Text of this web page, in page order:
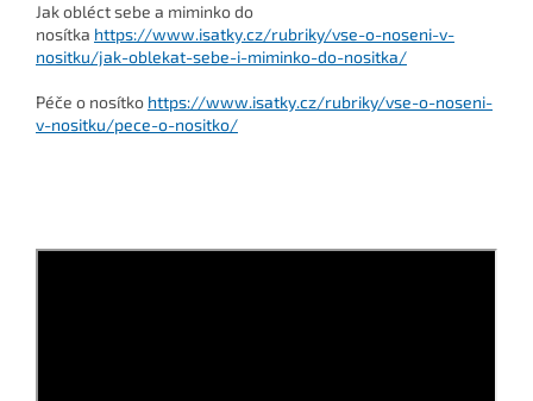
Jak obléct sebe a miminko do
nosítka https://www.isatky.cz/rubriky/vse-o-noseni-v-
nositku/jak-oblekat-sebe-i-miminko-do-nositka/
Péče o nosítko https://www.isatky.cz/rubriky/vse-o-noseni-
v-nositku/pece-o-nositko/